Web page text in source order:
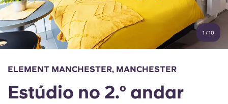
Conta Língua
English (GB)
Chinese
Selecione um país
Reservar agora
Portuguese
1 /10
ELEMENT MANCHESTER, MANCHESTER
Estúdio no 2.º andar